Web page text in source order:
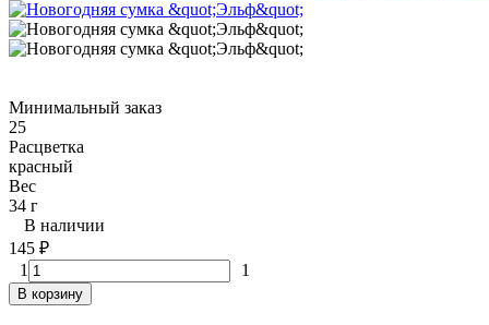
Минимальный заказ
25
Расцветка
красный
Вес
34 г
В наличии
145 ₽
1
1
В корзину